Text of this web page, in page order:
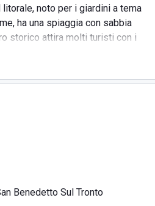
litorale, noto per i giardini a tema
ha una spiaggia con sabbia
storico attira molti turisti con i
Benedetto Sul Tronto